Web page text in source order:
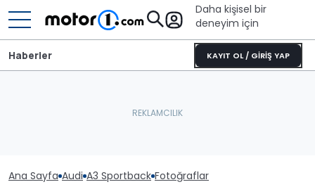
Daha kişisel bir
deneyim için
KAYIT OL / GİRİŞ YAP
Haberler
Ana Sayfa Audi A3 Sportback Fotoğraflar